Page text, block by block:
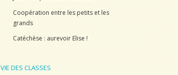
Coopération entre les petits et les
grands
Catéchèse : aurevoir Elise !
VIE DES CLASSES